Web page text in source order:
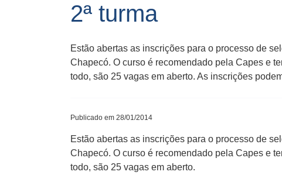
2ª turma
Estão abertas as inscrições para o processo de
Chapecó. O curso é recomendado pela Capes e
todo, são 25 vagas em aberto. As inscrições
Publicado em 28/01/2014
Estão abertas as inscrições para o processo de
Chapecó. O curso é recomendado pela Capes e
todo, são 25 vagas em aberto.